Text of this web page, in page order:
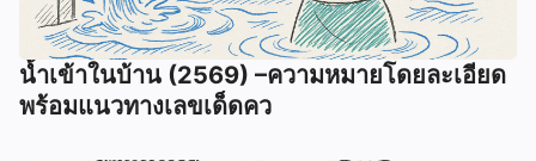
น้ำเข้าในบ้าน (2569) –ความหมายโดยละเอียด
พร้อมแนวทางเลขเด็ดคว